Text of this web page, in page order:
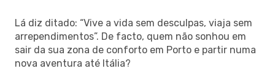
Lá diz ditado: “Vive a vida sem desculpas, viaja sem
arrependimentos”. De facto, quem não sonhou em
sair da sua zona de conforto em Porto e partir numa
nova aventura até Itália?